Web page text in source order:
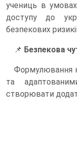
учениць в умовах
доступу до
безпекових
📌 Безпекова
Формулювання
та
створювати